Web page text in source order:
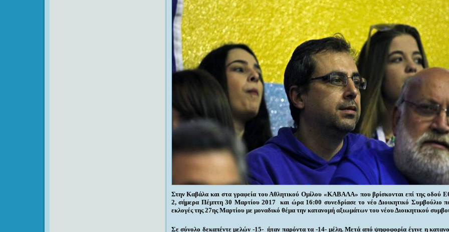
Στην Καβάλα και στα γραφεία του Αθλητικού Ομίλου «ΚΑΒΑΛΑ» που βρίσκονται επί της οδού
2, σήμερα Πέμπτη 30 Μαρτίου 2017 και ώρα 16:00 συνεδρίασε το νέο Διοικητικό Συμβούλιο
εκλογές της 27ης Μαρτίου με μοναδικό θέμα την κατανομή αξιωμάτων του νέου Διοικητικού
Σε σύνολο δεκαπέντε μελών -15- ήταν παρόντα τα -14- μέλη. Μετά από ψηφοφορία έγινε η